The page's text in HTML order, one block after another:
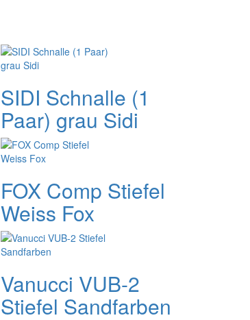
SIDI Schnalle (1
Paar) grau Sidi
FOX Comp Stiefel
Weiss Fox
Vanucci VUB-2
Stiefel Sandfarben